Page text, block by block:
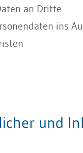
an Dritte
ins
und